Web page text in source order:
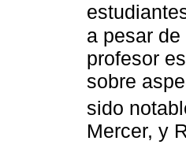
a pesar
profesor
sobre
sido
Mercer, y